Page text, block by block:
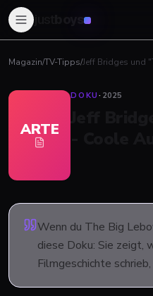
boys
Magazin/TV-Tipps/Jeff Bridges und
ARTE
DOKU· 2025
Wenn du The Big
diese Doku: Sie zeigt,
Filmgeschichte